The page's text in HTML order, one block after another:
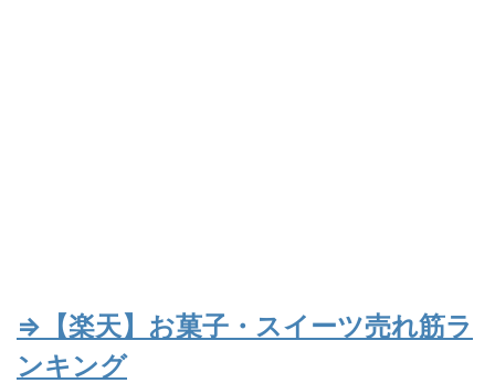
⇒【楽天】お菓子・スイーツ売れ筋ラ
ンキング